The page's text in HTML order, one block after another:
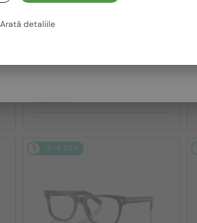
1 291 RON
2-4 ZILE
Arată detaliile